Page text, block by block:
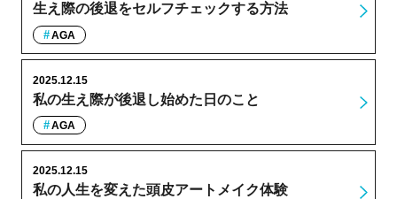
生え際の後退をセルフチェックする方法
AGA
私の生え際が後退し始めた日のこと
2025.12.15
AGA
私の人生を変えた頭皮アートメイク体験
2025.12.15